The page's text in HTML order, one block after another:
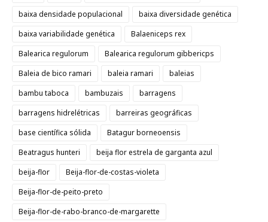
baixa densidade populacional
baixa diversidade genética
baixa variabilidade genética
Balaeniceps rex
Balearica regulorum
Balearica regulorum gibbericps
Baleia de bico ramari
baleia ramari
baleias
bambu taboca
bambuzais
barragens
barragens hidrelétricas
barreiras geográficas
base científica sólida
Batagur borneoensis
Beatragus hunteri
beija flor estrela de garganta azul
beija-flor
Beija-flor-de-costas-violeta
Beija-flor-de-peito-preto
Beija-flor-de-rabo-branco-de-margarette